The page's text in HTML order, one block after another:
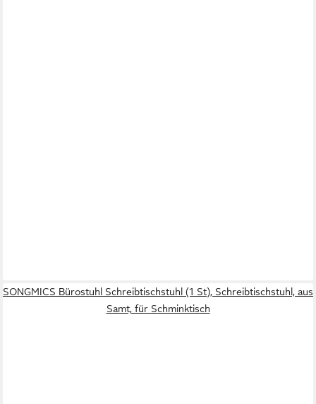
SONGMICS Bürostuhl Schreibtischstuhl (1 St), Schreibtischstuhl, aus
Samt, für Schminktisch